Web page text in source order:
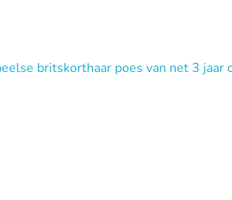
britskorthaar poes van net 3 jaar